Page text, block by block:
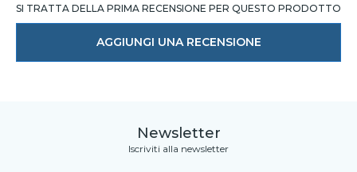
SI TRATTA DELLA PRIMA RECENSIONE PER QUESTO PRODOTTO
AGGIUNGI UNA RECENSIONE
Newsletter
Iscriviti alla newsletter